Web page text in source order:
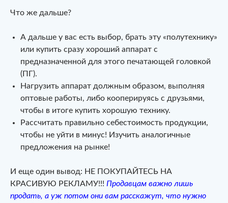
Что же дальше?
А дальше у вас есть выбор, брать эту «полутехнику»
или купить сразу хороший аппарат с
предназначенной для этого печатающей головкой
(ПГ).
Нагрузить аппарат должным образом, выполняя
оптовые работы, либо кооперируясь с друзьями,
чтобы в итоге купить хорошую технику.
Рассчитать правильно себестоимость продукции,
чтобы не уйти в минус! Изучить аналогичные
предложения на рынке!
И еще один вывод: НЕ ПОКУПАЙТЕСЬ НА
КРАСИВУЮ РЕКЛАМУ!!! Продавцам важно лишь
продать, а уж потом они вам расскажут, что нужно